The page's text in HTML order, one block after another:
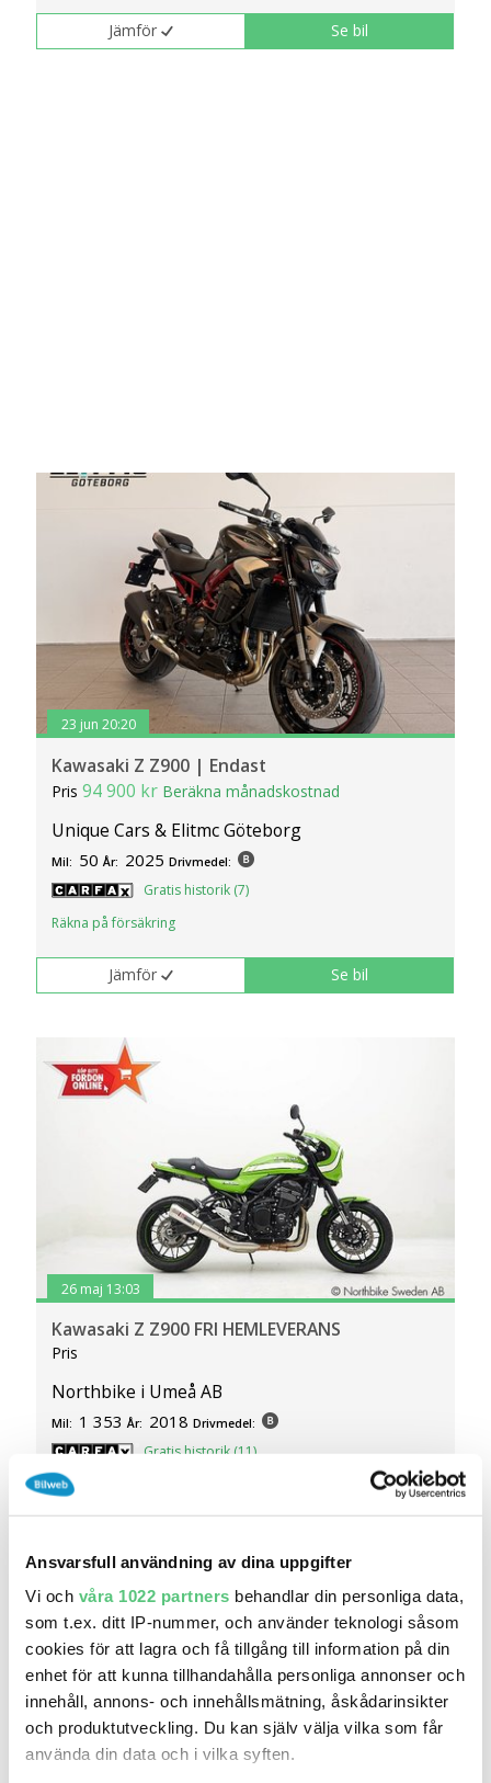
Ansvarsfull användning av dina uppgifter
Vi och våra 1022 partners behandlar din personliga data,
som t.ex. ditt IP-nummer, och använder teknologi såsom
cookies för att lagra och få tillgång till information på din
enhet för att kunna tillhandahålla personliga annonser och
innehåll, annons- och innehållsmätning, åskådarinsikter
och produktutveckling. Du kan själv välja vilka som får
använda din data och i vilka syften.
Jämför Se bil
23 jun 20:20
Kawasaki Z Z900 | Endast
Pris94 900 kr Beräkna månadskostnad
Unique Cars & Elitmc Göteborg
Mil: 50 År: 2025 Drivmedel:
Gratis historik (7)
Räkna på försäkring
Jämför Se bil
26 maj 13:03
Kawasaki Z Z900 FRI HEMLEVERANS
Pris
Northbike i Umeå AB
Mil: 1 353 År: 2018 Drivmedel:
Gratis historik (11)
Räkna på försäkring